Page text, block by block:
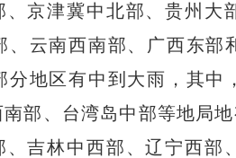
京津冀中北部、贵州大
、云南西南部、广西东部
分地区有中到大雨，其中
部、台湾岛中部等地局地
、吉林中西部、辽宁西部